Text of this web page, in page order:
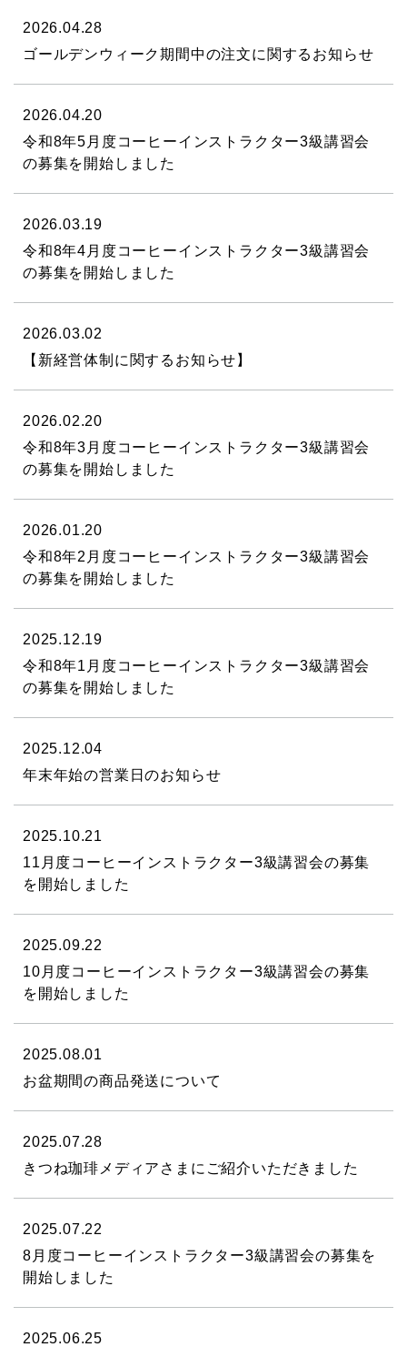
2026.04.28
ゴールデンウィーク期間中の注文に関するお知らせ
2026.04.20
令和8年5月度コーヒーインストラクター3級講習会
の募集を開始しました
2026.03.19
令和8年4月度コーヒーインストラクター3級講習会
の募集を開始しました
2026.03.02
【新経営体制に関するお知らせ】
2026.02.20
令和8年3月度コーヒーインストラクター3級講習会
の募集を開始しました
2026.01.20
令和8年2月度コーヒーインストラクター3級講習会
の募集を開始しました
2025.12.19
令和8年1月度コーヒーインストラクター3級講習会
の募集を開始しました
2025.12.04
年末年始の営業日のお知らせ
2025.10.21
11月度コーヒーインストラクター3級講習会の募集
を開始しました
2025.09.22
10月度コーヒーインストラクター3級講習会の募集
を開始しました
2025.08.01
お盆期間の商品発送について
2025.07.28
きつね珈琲メディアさまにご紹介いただきました
2025.07.22
8月度コーヒーインストラクター3級講習会の募集を
開始しました
2025.06.25